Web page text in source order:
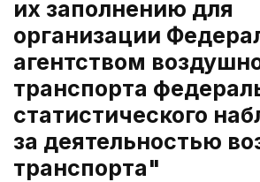
их заполнению для
организации
агентством
транспорта
статистического
за деятельностью
транспорта"